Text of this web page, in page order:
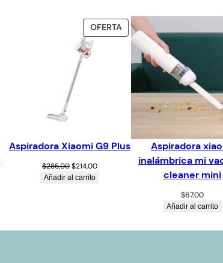
OFERTA
Aspiradora Xiaomi G9 Plus
$285,00$214,00
Añadir al carrito
Aspiradora
inalámbrica mi
cleaner mini
$67,00
Añadir al carrito